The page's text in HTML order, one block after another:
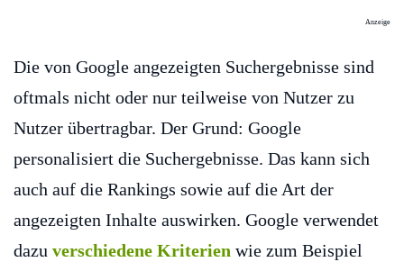
Anzeige
Die von Google angezeigten Suchergebnisse sind
oftmals nicht oder nur teilweise von Nutzer zu
Nutzer übertragbar. Der Grund: Google
personalisiert die Suchergebnisse. Das kann sich
auch auf die Rankings sowie auf die Art der
angezeigten Inhalte auswirken. Google verwendet
dazu verschiedene Kriterien wie zum Beispiel